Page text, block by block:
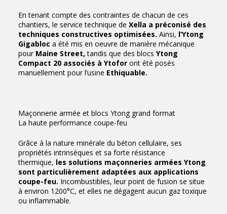
En tenant compte des contraintes de chacun de ces
chantiers, le service technique de Xella a préconisé des
techniques constructives optimisées. Ainsi, l’Ytong
Gigabloc a été mis en oeuvre de manière mécanique
pour Maine Street, tandis que des blocs Ytong
Compact 20 associés à Ytofor ont été posés
manuellement pour l’usine Ethiquable.
Maçonnerie armée et blocs Ytong grand format
La haute performance coupe-feu
Grâce à la nature minérale du béton cellulaire, ses
propriétés intrinsèques et sa forte résistance
thermique, les solutions maçonneries armées Ytong
sont particulièrement adaptées aux applications
coupe-feu. Incombustibles, leur point de fusion se situe
à environ 1200°C, et elles ne dégagent aucun gaz toxique
ou inflammable.